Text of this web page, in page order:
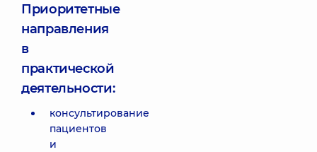
Приоритетные
направления
в
практической
деятельности:
консультирование
пациентов
и